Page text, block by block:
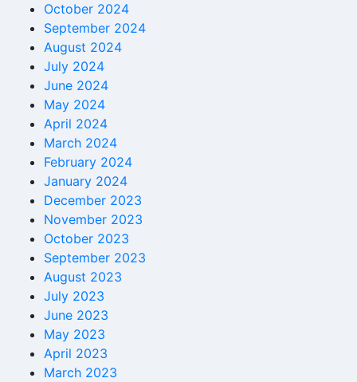
October 2024
September 2024
August 2024
July 2024
June 2024
May 2024
April 2024
March 2024
February 2024
January 2024
December 2023
November 2023
October 2023
September 2023
August 2023
July 2023
June 2023
May 2023
April 2023
March 2023